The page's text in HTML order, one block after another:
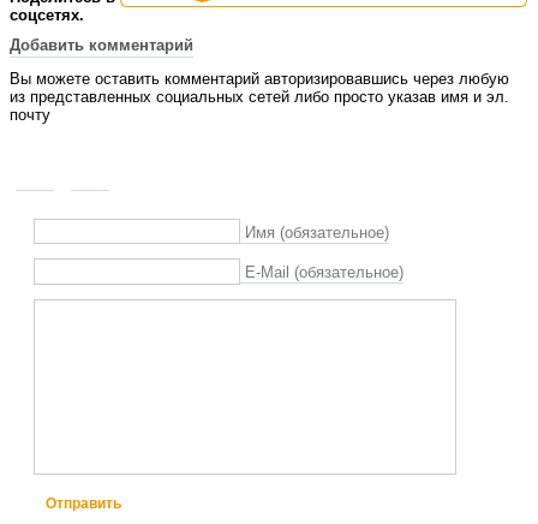
соцсетях.
Добавить комментарий
Вы можете оставить комментарий авторизировавшись через любую
из представленных социальных сетей либо просто указав имя и эл.
почту
Имя (обязательное)
E-Mail (обязательное)
Отправить